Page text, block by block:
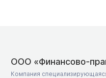
ООО «Финансово-
Компания